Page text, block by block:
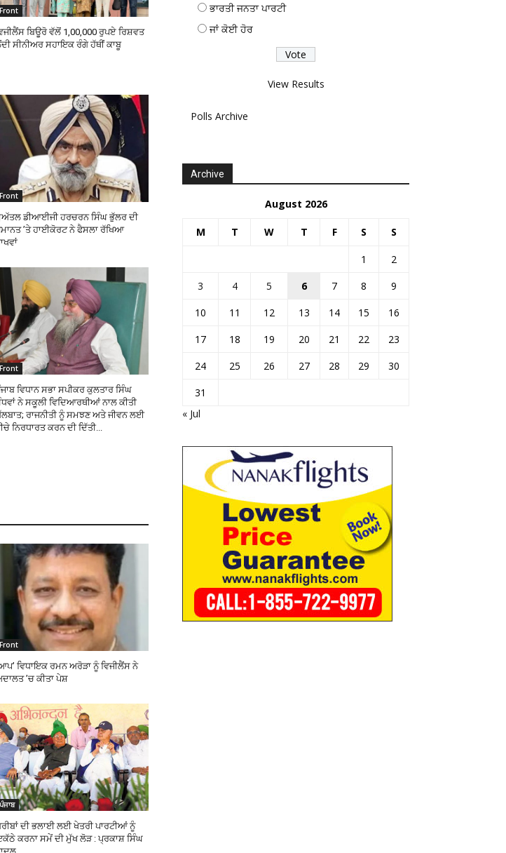
Front
ਬਿਊਰੋ ਵੱਲੋਂ 1,00,000 ਰੁਪਏ ਰਿਸ਼ਵਤ
ਸੀਨੀਅਰ ਸਹਾਇਕ ਰੰਗੇ ਹੱਥੀਂ ਕਾਬੂ
Front
ਡੀਆਈਜੀ ਹਰਚਰਨ ਸਿੰਘ ਭੁੱਲਰ ਦੀ
’ਤੇ ਹਾਈਕੋਰਟ ਨੇ ਫੈਸਲਾ ਰੱਖਿਆ
Front
ਵਿਧਾਨ ਸਭਾ ਸਪੀਕਰ ਕੁਲਤਾਰ ਸਿੰਘ
ਨੇ ਸਕੂਲੀ ਵਿਦਿਆਰਥੀਆਂ ਨਾਲ ਕੀਤੀ
ਰਾਜਨੀਤੀ ਨੂੰ ਸਮਝਣ ਅਤੇ ਜੀਵਨ ਲਈ
ਨਿਰਧਾਰਤ ਕਰਨ ਦੀ ਦਿੱਤੀ...
Front
ਵਿਧਾਇਕ ਰਮਨ ਅਰੋੜਾ ਨੂੰ ਵਿਜੀਲੈਂਸ ਨੇ
’ਚ ਕੀਤਾ ਪੇਸ਼
ਪੰਜਾਬ
ਦੀ ਭਲਾਈ ਲਈ ਖੇਤਰੀ ਪਾਰਟੀਆਂ ਨੂੰ
ਕਰਨਾ ਸਮੇਂ ਦੀ ਮੁੱਖ ਲੋੜ : ਪ੍ਰਕਾਸ਼ ਸਿੰਘ
ਭਾਰਤੀ ਜਨਤਾ ਪਾਰਟੀ
ਜਾਂ ਕੋਈ ਹੋਰ
View Results
Polls Archive
Archive
August 2026
M T W T F S S
1
2
3
4 5 6 7 8
9
10
11 12 13 14 15
16
17
18 19 20 21 22
23
24
25 26 27 28 29
30
31
« Jul